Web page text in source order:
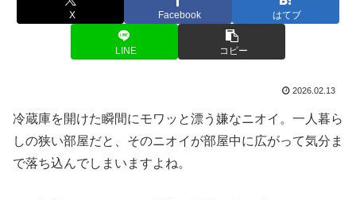
X Facebook はてブ
LINE コピー
2026.02.13
冷蔵庫を開けた瞬間にモワッと漂う嫌なニオイ。一人暮ら
しの狭い部屋だと、そのニオイが部屋中に広がって気分ま
で落ち込んでしまいますよね。